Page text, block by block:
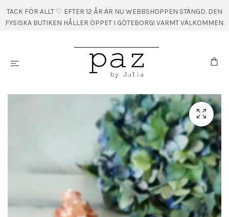
TACK FÖR ALLT ♡ EFTER 12 ÅR ÄR NU WEBBSHOPPEN STÄNGD. DEN
FYSISKA BUTIKEN HÅLLER ÖPPET I GÖTEBORG! VARMT VÄLKOMMEN.